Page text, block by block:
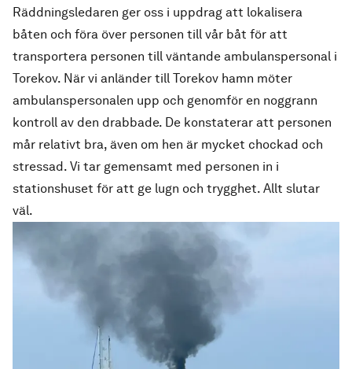
Räddningsledaren ger oss i uppdrag att lokalisera
båten och föra över personen till vår båt för att
transportera personen till väntande ambulanspersonal i
Torekov. När vi anländer till Torekov hamn möter
ambulanspersonalen upp och genomför en noggrann
kontroll av den drabbade. De konstaterar att personen
mår relativt bra, även om hen är mycket chockad och
stressad. Vi tar gemensamt med personen in i
stationshuset för att ge lugn och trygghet. Allt slutar
väl.